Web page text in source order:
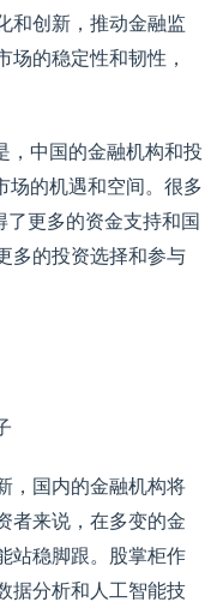
和创新，推动金融监
场的稳定性和韧性，
，中国的金融机构和投
场的机遇和空间。很多
更多的资金支持和国
多的投资选择和参与
，国内的金融机构将
者来说，在多变的金
站稳脚跟。股掌柜作
据分析和人工智能技